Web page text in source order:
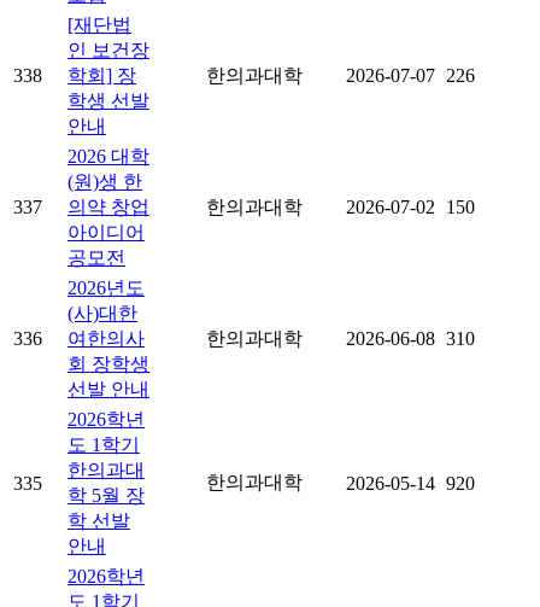
338
[재단법
인 보건장
학회] 장
학생 선발
안내
한의과대학 2026-07-07 226
337
2026 대학
(원)생 한
의약 창업
아이디어
공모전
한의과대학 2026-07-02 150
336
2026년도
(사)대한
여한의사
회 장학생
선발 안내
한의과대학 2026-06-08 310
335
2026학년
도 1학기
한의과대
학 5월 장
학 선발
안내
한의과대학 2026-05-14 920
2026학년
도 1학기